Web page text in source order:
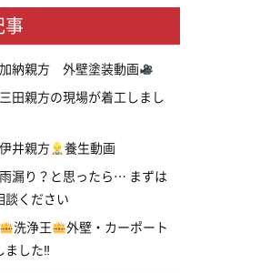
事
加納親方 外壁塗装動画
三田親方の現場が着工しまし
伊井親方 養生動画
雨漏り？と思ったら… まずは
談ください
洗浄王
外壁・カーポート
ました‼